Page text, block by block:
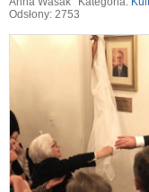
Odsłony: 2753